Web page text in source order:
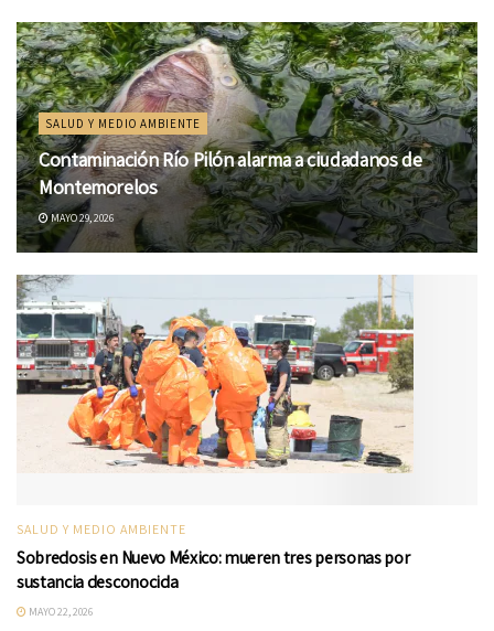
SALUD Y MEDIO AMBIENTE
Contaminación Río Pilón alarma a ciudadanos de
Montemorelos
MAYO 29, 2026
SALUD Y MEDIO AMBIENTE
Sobredosis en Nuevo México: mueren tres personas por
sustancia desconocida
MAYO 22, 2026